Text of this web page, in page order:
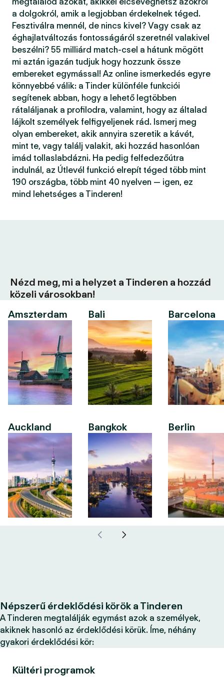
a dolgokról, amik a legjobban érdekelnek téged.
Fesztiválra mennél, de nincs kivel? Vagy csak az
éghajlatváltozás fontosságáról szeretnél valakivel
beszélni? 55 milliárd match-csel a hátunk mögött
mi aztán igazán tudjuk hogy hozzunk össze
embereket egymással! Az online ismerkedés egyre
könnyebbé válik: a Tinder különféle funkciói
segítenek abban, hogy a lehető legtöbben
rátaláljanak a profilodra, valamint, hogy az általad
lájkolt személyek felfigyeljenek rád. Ismerj meg
olyan embereket, akik annyira szeretik a kávét,
mint te, vagy találj valakit, aki hozzád hasonlóan
imád tollaslabdázni. Ha pedig felfedezőútra
indulnál, az Útlevél funkció elrepít téged több mint
190 országba, több mint 40 nyelven — igen, ez
mind lehetséges a Tinderen!
Nézd meg, mi a helyzet a Tinderen a hozzád
közeli városokban!
Amszterdam
Auckland
Bali
Bangkok
Barcelona
Berlin
Népszerű érdeklődési körök a Tinderen
A Tinderen megtalálják egymást azok a személyek,
akiknek hasonló az érdeklődési körük. Íme, néhány
gyakori érdeklődési kör:
Kültéri programok